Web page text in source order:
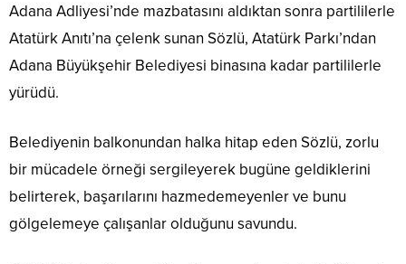
Adana Adliyesi’nde mazbatasını aldıktan sonra partililerle
Atatürk Anıtı’na çelenk sunan Sözlü, Atatürk Parkı’ndan
Adana Büyükşehir Belediyesi binasına kadar partililerle
yürüdü.
Belediyenin balkonundan halka hitap eden Sözlü, zorlu
bir mücadele örneği sergileyerek bugüne geldiklerini
belirterek, başarılarını hazmedemeyenler ve bunu
gölgelemeye çalışanlar olduğunu savundu.